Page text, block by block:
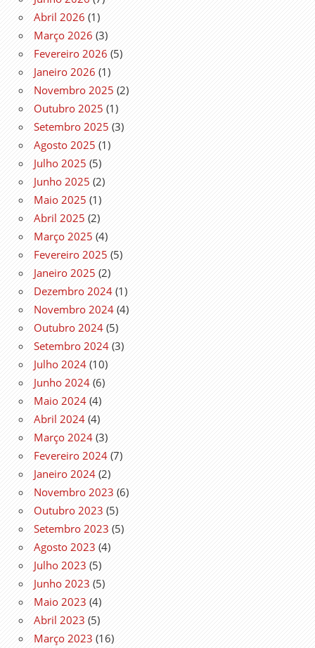
Abril 2026 (1)
Março 2026 (3)
Fevereiro 2026 (5)
Janeiro 2026 (1)
Novembro 2025 (2)
Outubro 2025 (1)
Setembro 2025 (3)
Agosto 2025 (1)
Julho 2025 (5)
Junho 2025 (2)
Maio 2025 (1)
Abril 2025 (2)
Março 2025 (4)
Fevereiro 2025 (5)
Janeiro 2025 (2)
Dezembro 2024 (1)
Novembro 2024 (4)
Outubro 2024 (5)
Setembro 2024 (3)
Julho 2024 (10)
Junho 2024 (6)
Maio 2024 (4)
Abril 2024 (4)
Março 2024 (3)
Fevereiro 2024 (7)
Janeiro 2024 (2)
Novembro 2023 (6)
Outubro 2023 (5)
Setembro 2023 (5)
Agosto 2023 (4)
Julho 2023 (5)
Junho 2023 (5)
Maio 2023 (4)
Abril 2023 (5)
Março 2023 (16)